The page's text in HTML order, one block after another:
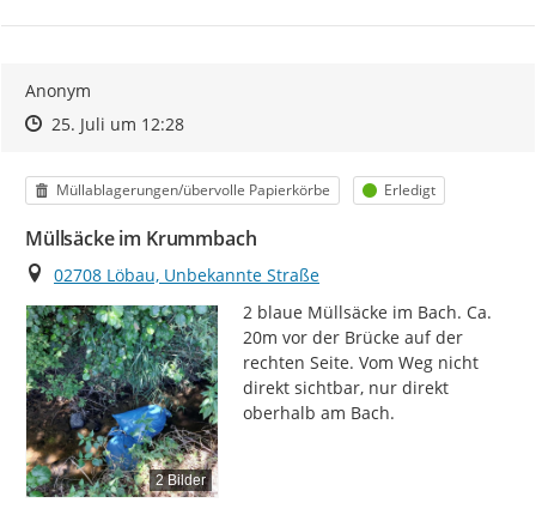
Anonym
Zeitpunkt des Erstellens
Zeitpunkt des Erstellens
25. Juli um 12:28Zur Äußerung
Kategorie
Müllablagerungen/übervolle Papierkörbe Status
Erledigt
Müllsäcke im Krummbach
Ort
02708 Löbau, Unbekannte Straße
2 Bilder
2 blaue Müllsäcke im Bach. Ca.
20m vor der Brücke auf der
rechten Seite. Vom Weg nicht
direkt sichtbar, nur direkt
oberhalb am Bach.